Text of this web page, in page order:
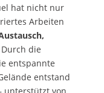
hat nicht nur
Arbeiten
Durch die
entspannte
entstand
unterstützt von